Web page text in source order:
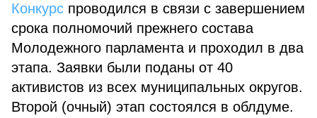
Конкурс проводился в связи с завершением
срока полномочий прежнего состава
Молодежного парламента и проходил в два
этапа. Заявки были поданы от 40
активистов из всех муниципальных округов.
Второй (очный) этап состоялся в облдуме.